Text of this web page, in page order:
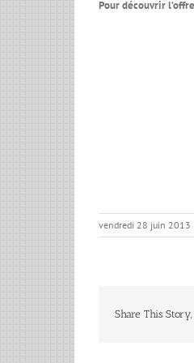
Pour découvrir
vendredi 28 juin 2013
Share This